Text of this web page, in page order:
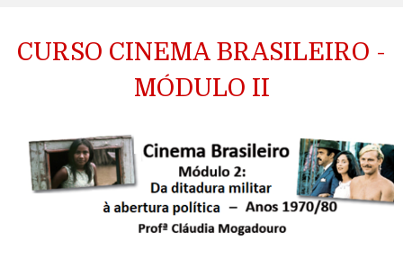
CURSO CINEMA BRASILEIRO -
MÓDULO II